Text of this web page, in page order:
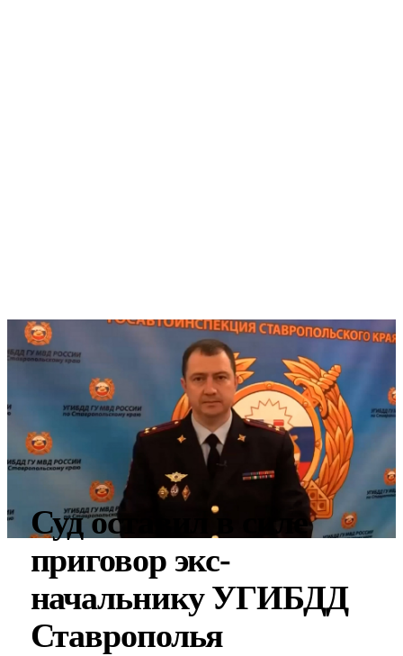
Суд оставил в силе
приговор экс-
начальнику УГИБДД
Ставрополья